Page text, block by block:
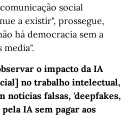
social
a existir", prossegue,
há democracia sem a
media".
o impacto da IA
no trabalho intelectual,
notícias falsas, 'deepfakes,
IA sem pagar aos